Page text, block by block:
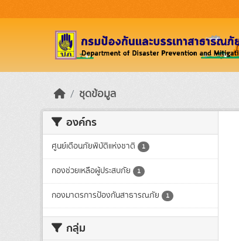
ชุดข้อมูล
องค์กร
ศูนย์เตือนภัยพิบัติแห่งชาติ 1
กองช่วยเหลือผู้ประสบภัย 1
กองมาตรการป้องกันสาธารณภัย 1
กลุ่ม